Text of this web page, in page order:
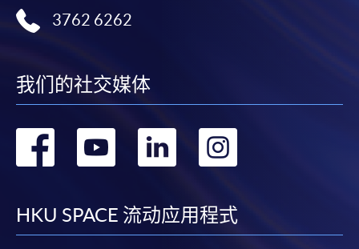
3762 6262
我们的社交媒体
转
facebook
转
youtube
转
linkedin
转
HKU SPACE 流动应用程式